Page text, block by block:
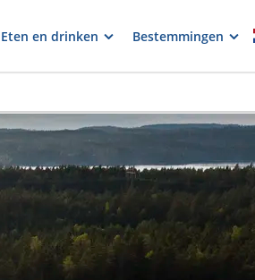
Eten en drinken Bestemmingen